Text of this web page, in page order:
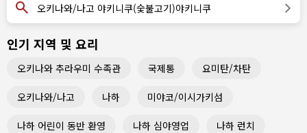
오키나와/나고 야키니쿠(숯불고기)야키니쿠
인기 지역 및 요리
오키나와 추라우미 수족관 국제통 요미탄/차탄
오키나와/나고 나하 미야코/이시가키섬
나하 어린이 동반 환영 나하 심야영업 나하 런치